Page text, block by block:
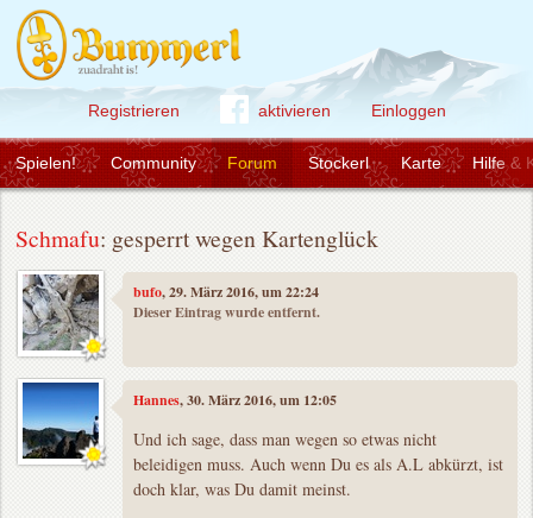
Registrieren aktivieren Einloggen
Community Forum Stockerl Karte Hilfe &
Spielen!
Schmafu: gesperrt wegen Kartenglück
bufo, 29. März 2016, um 22:24
Dieser Eintrag wurde entfernt.
Hannes, 30. März 2016, um 12:05
Und ich sage, dass man wegen so etwas nicht
beleidigen muss. Auch wenn Du es als A.L abkürzt, ist
doch klar, was Du damit meinst.